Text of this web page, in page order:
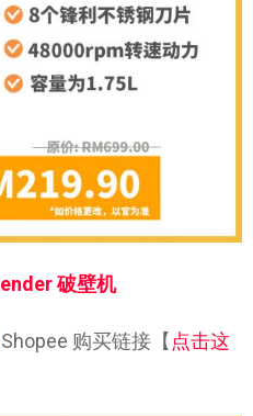
破壁机
Shopee 购买链接【 点击这